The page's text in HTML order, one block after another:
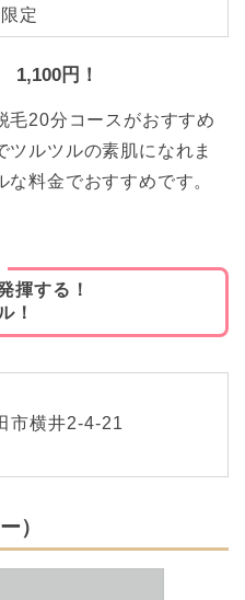
定
円！
毛20分コースがおすすめ
ツルツルの素肌になれま
料金でおすすめです。
揮する！
！
市横井2-4-21
）